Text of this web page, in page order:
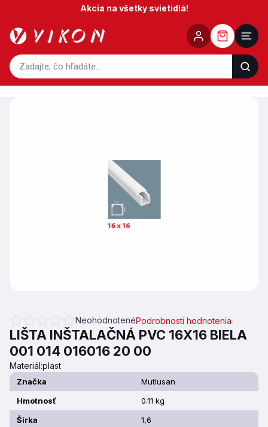
obsah
Akcia na všetky svietidlá!
Priemerné hodnotenie produktu je 0,0 z 5 hviezdičiek.
NeohodnotenéPodrobnosti hodnotenia
LIŠTA INŠTALAČNÁ PVC 16X16 BIELA
001 014 016016 20 00
Materiál:plast
Značka
Mutlusan
Hmotnosť
0.11 kg
Šírka
1,6